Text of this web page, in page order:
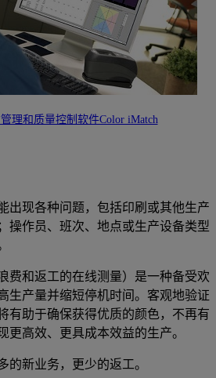
理和质量控制软件Color iMatch
出现各种问题，包括印刷或其他生产
操作员、班次、地点或生产设备类型
费和返工的在线测量）是一种备受欢
生产量并缩短停机时间。客观地验证
有助于确保获得优质的颜色，不再有
更高效、更具成本效益的生产。
的新业务，更少的返工。